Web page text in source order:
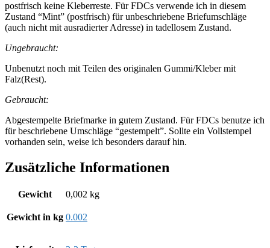
postfrisch keine Kleberreste. Für FDCs verwende ich in diesem
Zustand “Mint” (postfrisch) für unbeschriebene Briefumschläge
(auch nicht mit ausradierter Adresse) in tadellosem Zustand.
Ungebraucht:
Unbenutzt noch mit Teilen des originalen Gummi/Kleber mit
Falz(Rest).
Gebraucht:
Abgestempelte Briefmarke in gutem Zustand. Für FDCs benutze ich
für beschriebene Umschläge “gestempelt”. Sollte ein Vollstempel
vorhanden sein, weise ich besonders darauf hin.
Zusätzliche Informationen
Gewicht 0,002 kg
Gewicht in kg 0.002